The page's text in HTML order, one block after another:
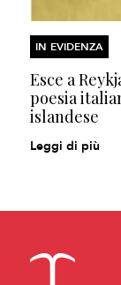
IN EVIDENZA
Esce a
poesia
islandese
Leggi di più